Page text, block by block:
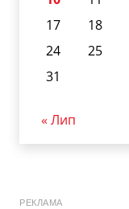
17
18
24
25
31
« Лип
РЕКЛАМА